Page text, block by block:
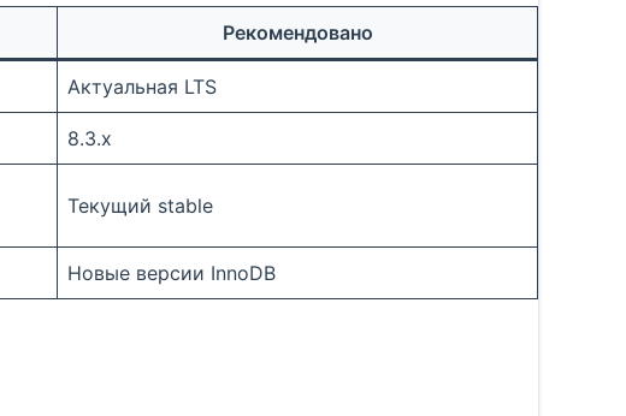
Рекомендовано
Актуальная LTS
8.3.x
Текущий stable
Новые версии InnoDB